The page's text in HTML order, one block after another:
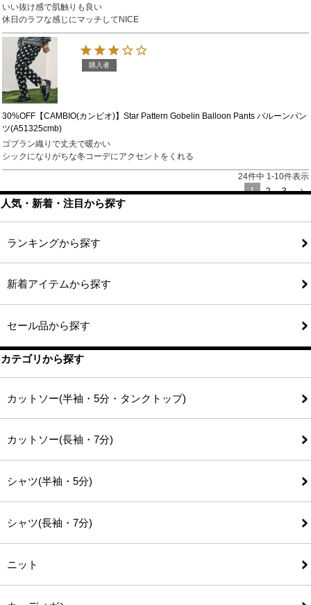
いい抜け感で肌触りも良い
休日のラフな感じにマッチしてNICE
30%OFF【CAMBIO(カンビオ)】Star Pattern Gobelin Balloon Pants バルーンパン
ツ(A51325cmb)
購入者
ゴブラン織りで丈夫で暖かい
シックになりがちな冬コーデにアクセントをくれる
24件中 1-10件表示
1
2 3
人気・新着・注目から探す
ランキングから探す
新着アイテムから探す
セール品から探す
カテゴリから探す
カットソー(半袖・5分・タンクトップ)
カットソー(長袖・7分)
シャツ(半袖・5分)
シャツ(長袖・7分)
ニット